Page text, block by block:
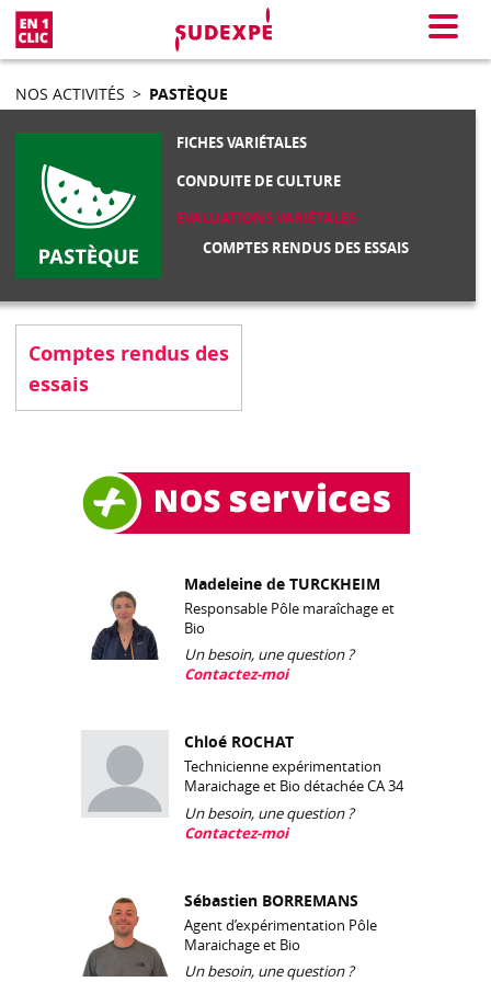
Menu
NOS ACTIVITÉS > PASTÈQUE
FICHES VARIÉTALES
CONDUITE DE CULTURE
EVALUATIONS VARIÉTALES
COMPTES RENDUS DES ESSAIS
Comptes rendus des
essais
Madeleine de TURCKHEIM
Responsable Pôle maraîchage et
Bio
Un besoin, une question ?
Contactez-moi
Chloé ROCHAT
Technicienne expérimentation
Maraichage et Bio détachée CA 34
Un besoin, une question ?
Contactez-moi
Sébastien BORREMANS
Agent d’expérimentation Pôle
Maraichage et Bio
Un besoin, une question ?